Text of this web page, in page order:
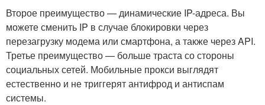
Второе преимущество — динамические IP-адреса. Вы
можете сменить IP в случае блокировки через
перезагрузку модема или смартфона, а также через API.
Третье преимущество — больше траста со стороны
социальных сетей. Мобильные прокси выглядят
естественно и не триггерят антифрод и антиспам
системы.